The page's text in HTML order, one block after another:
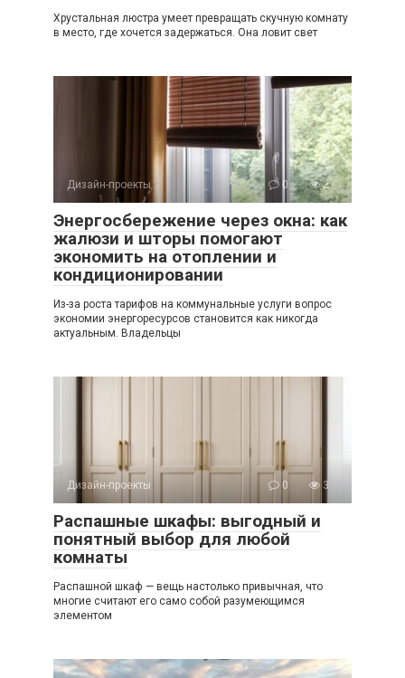
Хрустальная люстра умеет превращать скучную комнату
в место, где хочется задержаться. Она ловит свет
Дизайн-проекты 0 2
Энергосбережение через окна: как
жалюзи и шторы помогают
экономить на отоплении и
кондиционировании
Из-за роста тарифов на коммунальные услуги вопрос
экономии энергоресурсов становится как никогда
актуальным. Владельцы
Дизайн-проекты 0 3
Распашные шкафы: выгодный и
понятный выбор для любой
комнаты
Распашной шкаф — вещь настолько привычная, что
многие считают его само собой разумеющимся
элементом